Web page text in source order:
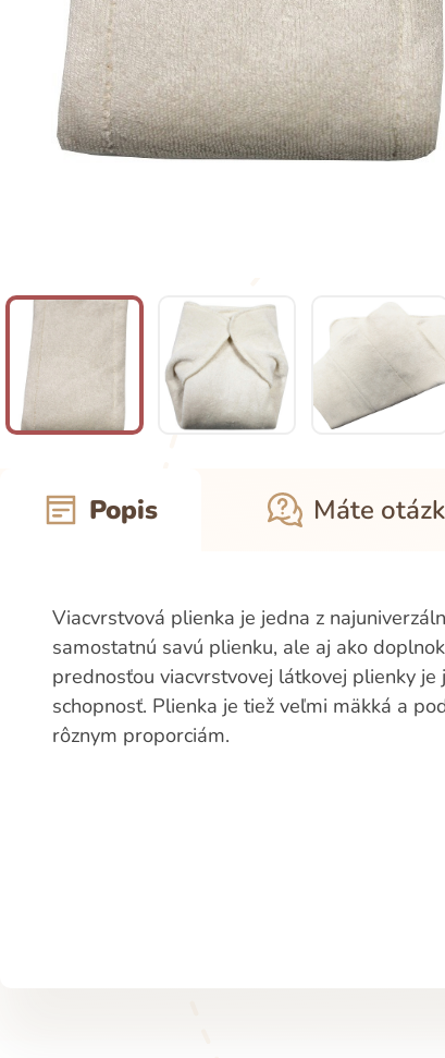
Popis Máte
Viacvrstvová plienka je jedna z
samostatnú savú plienku, ale aj ako
prednosťou viacvrstvovej látkovej plienky
schopnosť. Plienka je tiež veľmi mäkká a
rôznym proporciám.